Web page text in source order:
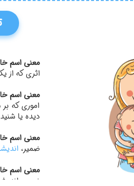
معنی اسم
اثری که از
معنی اسم
اموری که
دیده یا
معنی اسم
ضمیر،
معنی اسم
ضمیر،